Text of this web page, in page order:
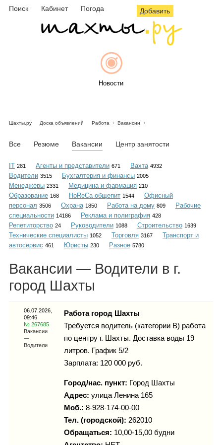
Поиск Кабинет Погода Добавить
Новости
Объявления
Каталог
Инфо
Карты
Шахты.ру Доска объявлений Работа Вакансии
Все Резюме Вакансии Центр занятости
IT 281 Агенты и представители 671 Вахта 4932
Водители 3515 Бухгалтерия и финансы 2005
Менеджеры 2331 Медицина и фармация 210
Образование 168 HoReCa общепит 1544
Офисный
персонал 3506 Охрана 1850 Работа на дому 809
Рабочие
специальности 14186 Реклама и полиграфия 428
Репетиторство 24 Руководители 1088 Строительство 1639
Технические специалисты 1052 Торговля 3167
Транспорт и
автосервис 461 Юристы 230 Разное 5780
Вакансии — Водители в г.
город Шахты
06.07.2026,
09:46
№ 267685
Вакансии
—
Водители
Работа город Шахты
Требуется водитель (категории В) работа
по центру г. Шахты. Доставка воды 19
литров. График 5/2
Зарплата: 120 000 руб.
Город/нас. пункт: Город Шахты
Адрес: улица Ленина 165
Моб.: 8-928-174-00-00
Тел. (городской): 262010
Обращаться: 10,00-15,00 будни